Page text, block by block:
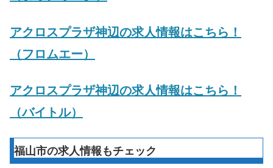
アクロスプラザ神辺の求人情報はこちら！
（フロムエー）
アクロスプラザ神辺の求人情報はこちら！
（バイトル）
福山市の求人情報もチェック